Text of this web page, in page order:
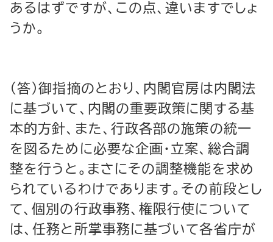
あるはずですが、この点、違いますでしょ
うか。
（答）御指摘のとおり、内閣官房は内閣法
に基づいて、内閣の重要政策に関する基
本的方針、また、行政各部の施策の統一
を図るために必要な企画・立案、総合調
整を行うと。まさにその調整機能を求め
られているわけであります。その前段とし
て、個別の行政事務、権限行使について
は、任務と所掌事務に基づいて各省庁が